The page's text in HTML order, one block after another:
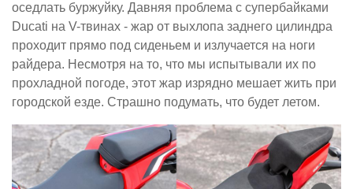
оседлать буржуйку. Давняя проблема с супербайками
Ducati на V-твинах - жар от выхлопа заднего цилиндра
проходит прямо под сиденьем и излучается на ноги
райдера. Несмотря на то, что мы испытывали их по
прохладной погоде, этот жар изрядно мешает жить при
городской езде. Страшно подумать, что будет летом.